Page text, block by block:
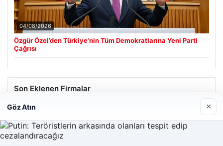
04/08/2026
Özgür Özel’den Türkiye’nin Tüm Demokratlarına Yeni Parti
Çağrısı
Son Eklenen Firmalar
Hastaş Beton
26/05/2026
Göz Atın ×